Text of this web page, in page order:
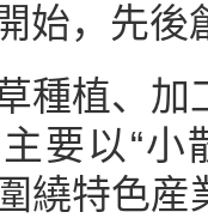
始，先後
植、加
要以“小
繞特色